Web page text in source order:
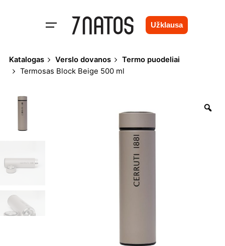
Užklausa
Katalogas Verslo dovanos
Termo puodeliai
Termosas Block Beige 500 ml